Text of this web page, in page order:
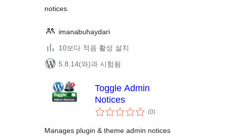
notices.
imanabuhaydari
10보다 적음 활성 설치
5.8.14(와)과 시험됨
Toggle Admin
Notices
(0전
체
점
)
Manages plugin & theme admin notices